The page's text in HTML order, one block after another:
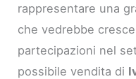
rappresentare una
che vedrebbe
partecipazioni nel
possibile vendita di